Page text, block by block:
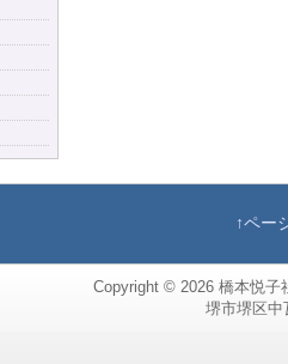
↑ペー
Copyright © 2026 橋本悦子
堺市堺区